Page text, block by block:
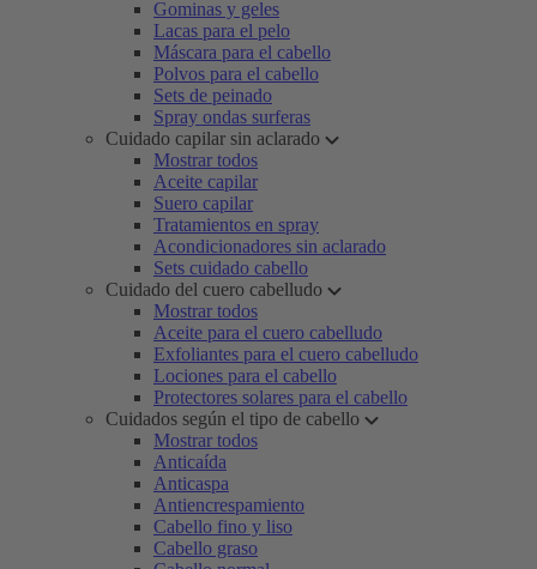
Gominas y geles
Lacas para el pelo
Máscara para el cabello
Polvos para el cabello
Sets de peinado
Spray ondas surferas
Cuidado capilar sin aclarado
Mostrar todos
Aceite capilar
Suero capilar
Tratamientos en spray
Acondicionadores sin aclarado
Sets cuidado cabello
Cuidado del cuero cabelludo
Mostrar todos
Aceite para el cuero cabelludo
Exfoliantes para el cuero cabelludo
Lociones para el cabello
Protectores solares para el cabello
Cuidados según el tipo de cabello
Mostrar todos
Anticaída
Anticaspa
Antiencrespamiento
Cabello fino y liso
Cabello graso